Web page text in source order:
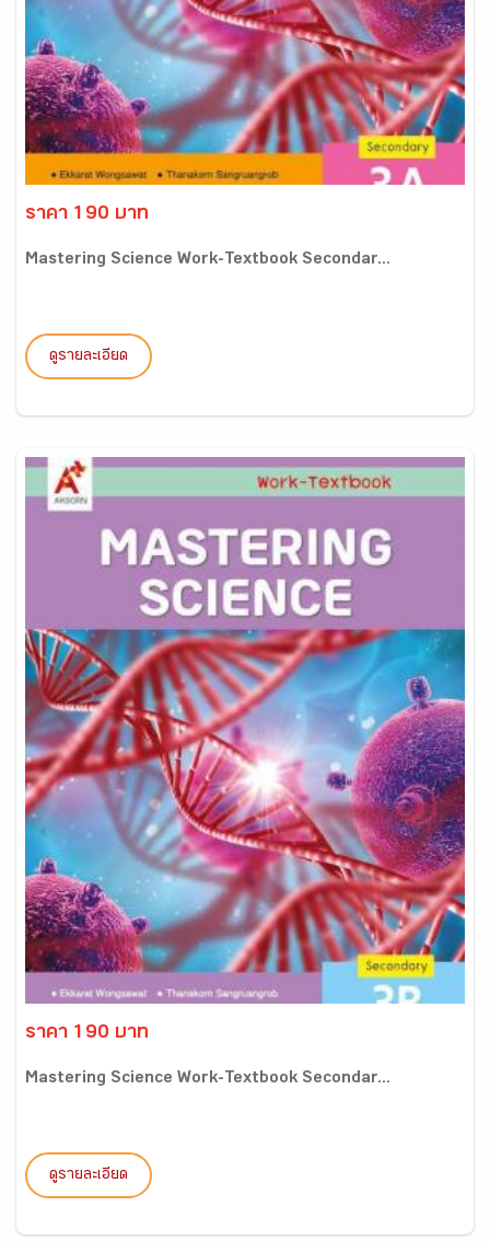
ราคา 190 บาท
Mastering Science Work-Textbook Secondar...
ดูรายละเอียด
ราคา 190 บาท
Mastering Science Work-Textbook Secondar...
ดูรายละเอียด